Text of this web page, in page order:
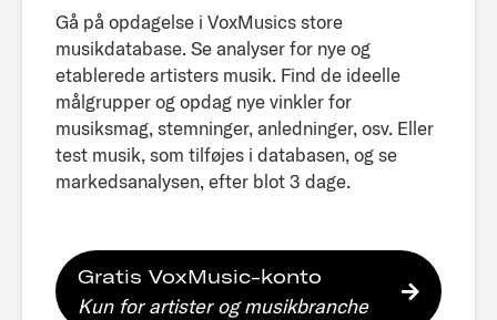
Gå på opdagelse i VoxMusics store
musikdatabase. Se analyser for nye og
etablerede artisters musik. Find de ideelle
målgrupper og opdag nye vinkler for
musiksmag, stemninger, anledninger, osv. Eller
test musik, som tilføjes i databasen, og se
markedsanalysen, efter blot 3 dage.​
Gratis VoxMusic-konto
Kun for artister og musikbranche